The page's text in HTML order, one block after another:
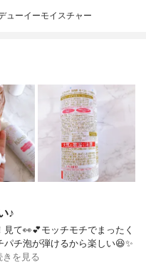
ューイーモイスチャー
♪
て👀💕モッチモチでまったく
チ泡が弾けるから楽しい😆✨
きを見る